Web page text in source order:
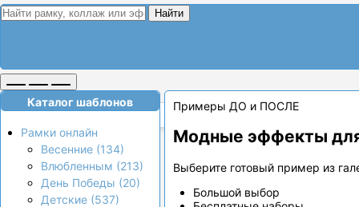
Найти
Каталог шаблонов
Рамки онлайн
Весенние (134)
Влюбленным (213)
День Победы (20)
Детские (537)
Примеры ДО и ПОСЛЕ
Модные эффекты
Выберите готовый пример из
Большой выбор